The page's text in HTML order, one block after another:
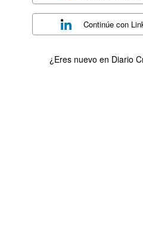
Continúe con
¿Eres nuevo en Diario